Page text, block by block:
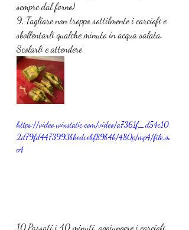
sempre dal forno)
9. Tagliare non troppo sottilmente i carciofi e
sbollentarli qualche minuto in acqua salata.
Scolarli e attendere
https://video.wixstatic.com/video/a7361f_d54c10
2d79fd4473993bbedcebf89b4b/480p/mp4/file.m
p4
10.Passati i 40 minuti, aggiungere i carciofi